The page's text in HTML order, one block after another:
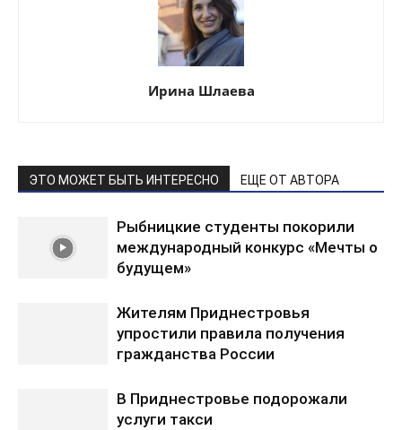
Ирина Шлаева
ЭТО МОЖЕТ БЫТЬ ИНТЕРЕСНО ЕЩЕ ОТ АВТОРА
Рыбницкие студенты покорили
международный конкурс «Мечты о
будущем»
Жителям Приднестровья
упростили правила получения
гражданства России
В Приднестровье подорожали
услуги такси